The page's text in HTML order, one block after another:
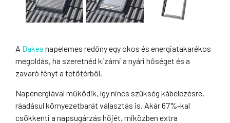
A Dakea napelemes redőny egy okos és energiatakarékos
megoldás, ha szeretnéd kizárni a nyári hőséget és a
zavaró fényt a tetőtérből.
Napenergiával működik, így nincs szükség kábelezésre,
ráadásul környezetbarát választás is. Akár 67%-kal
csökkenti a napsugárzás hőjét, miközben extra